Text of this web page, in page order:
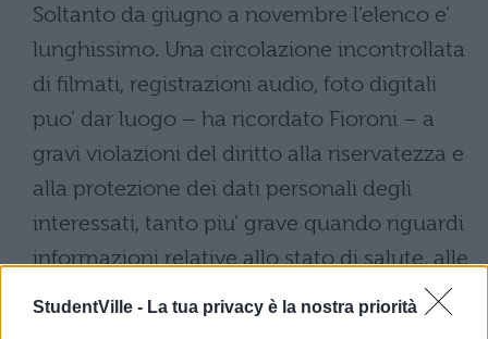
StudentVille - La tua privacy è la nostra priorità
Soltanto da giugno a novembre l’elenco e’
lunghissimo. Una circolazione incontrollata
di filmati, registrazioni audio, foto digitali
puo’ dar luogo – ha ricordato Fioroni – a
gravi violazioni del diritto alla riservatezza e
alla protezione dei dati personali degli
interessati, tanto piu’ grave quando riguardi
informazioni relative allo stato di salute, alle
convinzioni religiose, politiche, sindacali o